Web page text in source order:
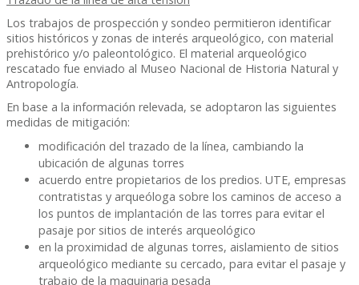
Los trabajos de prospección y sondeo permitieron identificar
sitios históricos y zonas de interés arqueológico, con material
prehistórico y/o paleontológico. El material arqueológico
rescatado fue enviado al Museo Nacional de Historia Natural y
Antropología.
En base a la información relevada, se adoptaron las siguientes
medidas de mitigación:
modificación del trazado de la línea, cambiando la
ubicación de algunas torres
acuerdo entre propietarios de los predios. UTE, empresas
contratistas y arqueóloga sobre los caminos de acceso a
los puntos de implantación de las torres para evitar el
pasaje por sitios de interés arqueológico
en la proximidad de algunas torres, aislamiento de sitios
arqueológico mediante su cercado, para evitar el pasaje y
trabajo de la maquinaria pesada